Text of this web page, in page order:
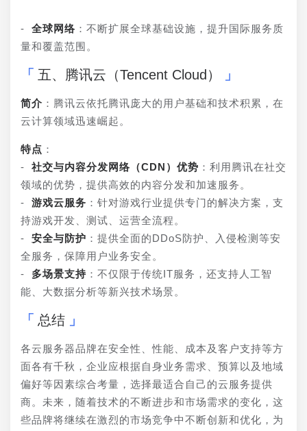
- 全球网络 ：不断扩展全球基础设施，提升国际服务质
量和覆盖范围。
五、腾讯云（Tencent Cloud）
简介 ：腾讯云依托腾讯庞大的用户基础和技术积累，在
云计算领域迅速崛起。
特点 ：
- 社交与内容分发网络（CDN）优势 ：利用腾讯在社交
领域的优势，提供高效的内容分发和加速服务。
- 游戏云服务 ：针对游戏行业提供专门的解决方案，支
持游戏开发、测试、运营全流程。
- 安全与防护 ：提供全面的DDoS防护、入侵检测等安
全服务，保障用户业务安全。
- 多场景支持 ：不仅限于传统IT服务，还支持人工智
能、大数据分析等新兴技术场景。
总结
各云服务器品牌在安全性、性能、成本及客户支持等方
面各有千秋，企业应根据自身业务需求、预算以及地域
偏好等因素综合考量，选择最适合自己的云服务提供
商。未来，随着技术的不断进步和市场需求的变化，这
些品牌将继续在激烈的市场竞争中不断创新和优化，为